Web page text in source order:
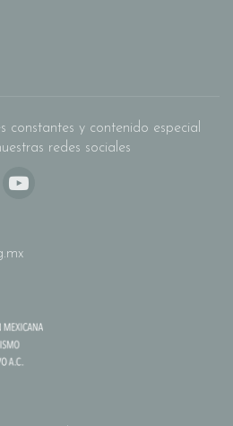
constantes y contenido especial
redes sociales